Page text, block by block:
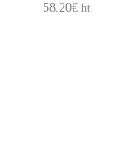
58.20€ ht